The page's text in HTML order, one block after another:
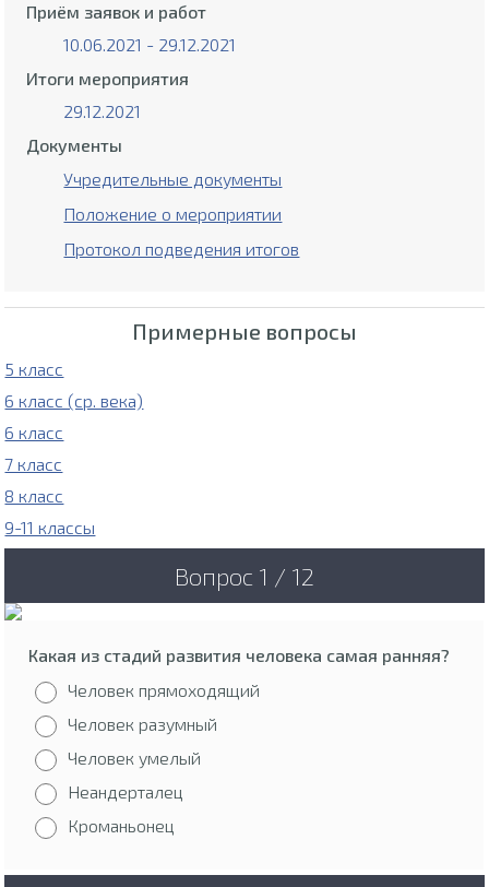
Приём заявок и работ
10.06.2021 - 29.12.2021
Итоги мероприятия
29.12.2021
Документы
Учредительные документы
Положение о мероприятии
Протокол подведения итогов
Примерные вопросы
5 класс
6 класс (ср. века)
6 класс
7 класс
8 класс
9-11 классы
Вопрос 1 / 12
Какая из стадий развития человека самая ранняя?
Человек прямоходящий
Человек разумный
Человек умелый
Неандерталец
Кроманьонец